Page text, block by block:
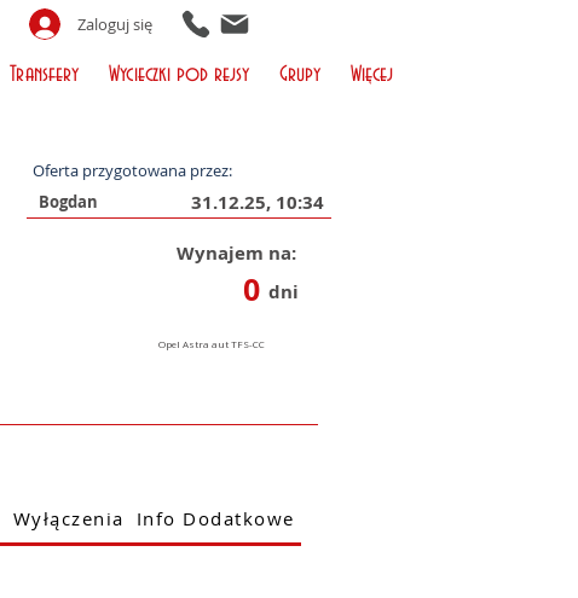
Zaloguj się
Transfery Wycieczki pod rejsy Grupy Więcej
Oferta przygotowana przez:
31.12.25, 10:34
Wynajem na:
0 dni
Wyłączenia Info Dodatkowe